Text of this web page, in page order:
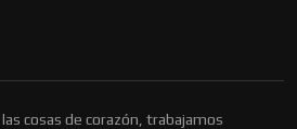
cosas de corazón, trabajamos